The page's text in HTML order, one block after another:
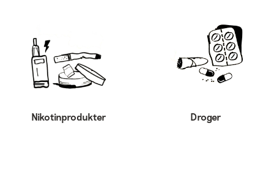
Nikotinprodukter Droger